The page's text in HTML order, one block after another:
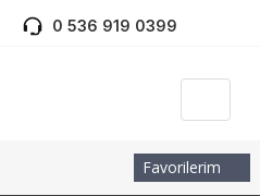
0 536 919 0399
Favorilerim